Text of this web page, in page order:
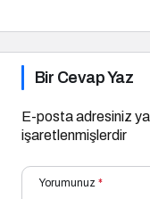
Bir Cevap Yaz
E-posta adresiniz
işaretlenmişlerdir
Yorumunuz *